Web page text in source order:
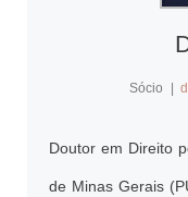
Sócio |
Doutor em Direito
de Minas Gerais